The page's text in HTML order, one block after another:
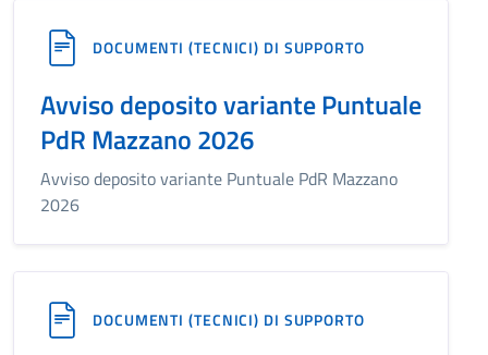
DOCUMENTI (TECNICI) DI SUPPORTO
Avviso deposito variante Puntuale
PdR Mazzano 2026
Avviso deposito variante Puntuale PdR Mazzano
2026
DOCUMENTI (TECNICI) DI SUPPORTO